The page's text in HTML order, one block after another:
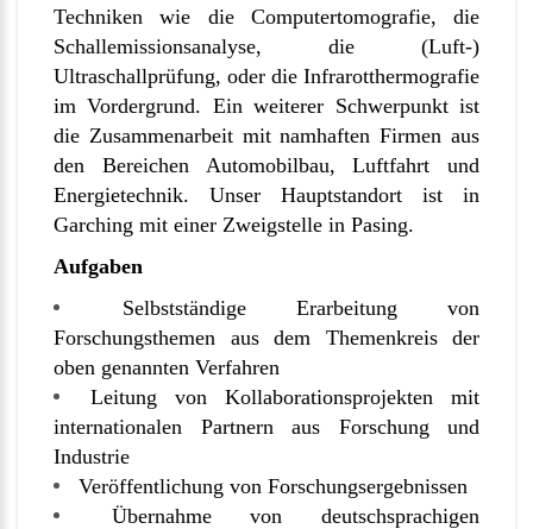
Techniken wie die Computertomografie, die
Schallemissionsanalyse, die (Luft-)
Ultraschallprüfung, oder die Infrarotthermografie
im Vordergrund. Ein weiterer Schwerpunkt ist
die Zusammenarbeit mit namhaften Firmen aus
den Bereichen Automobilbau, Luftfahrt und
Energietechnik. Unser Hauptstandort ist in
Garching mit einer Zweigstelle in Pasing.
Aufgaben
Selbstständige Erarbeitung von
Forschungsthemen aus dem Themenkreis der
oben genannten Verfahren
Leitung von Kollaborationsprojekten mit
internationalen Partnern aus Forschung und
Industrie
Veröffentlichung von Forschungsergebnissen
Übernahme von deutschsprachigen